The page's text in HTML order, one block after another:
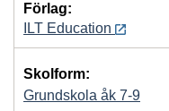
Förlag:
ILT Education
Skolform:
Grundskola åk 7-9